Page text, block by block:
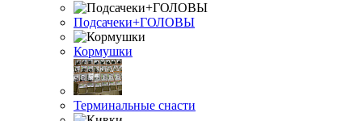
Подсачеки+ГОЛОВЫ
Кормушки
Терминальные снасти